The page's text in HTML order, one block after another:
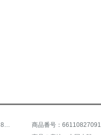
商品名称：ロマ仕（Rogmars）S 852 商品番号：66110827091